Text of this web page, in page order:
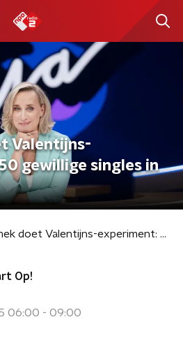
Valentijns-
gewillige singles in
Eva Jinek doet Valentijns-experiment: "50 gewillige singles in de zaal"
Op!
06:00 - 09:00